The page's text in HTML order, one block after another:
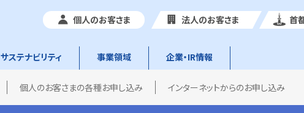
個人のお客さま 法人のお客さま 首
サステナビリティ 事業領域 企業・IR情報
個人のお客さまの各種お申し込み インターネットからのお申し込み